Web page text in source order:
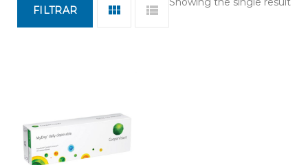
FILTRAR